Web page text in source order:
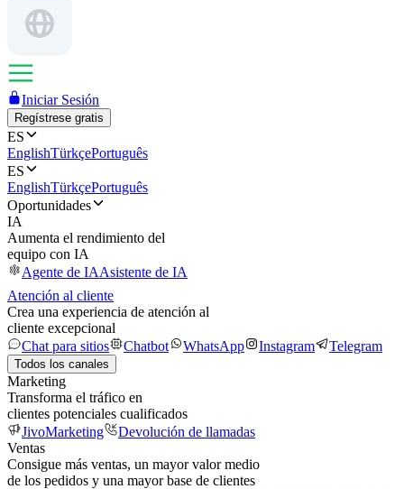
Iniciar Sesión
Regístrese gratis
ES
EnglishTürkçePortuguês
ES
EnglishTürkçePortuguês
Oportunidades
IA
Aumenta el rendimiento del
equipo con IA
Agente de IAAsistente de IA
Atención al cliente
Crea una experiencia de atención al
cliente excepcional
Chat para sitios
Chatbot WhatsApp Instagram Telegram
Todos los canales
Marketing
Transforma el tráfico en
clientes potenciales cualificados
JivoMarketing
Devolución de llamadas
Ventas
Consigue más ventas, un mayor valor medio
de los pedidos y una mayor base de clientes